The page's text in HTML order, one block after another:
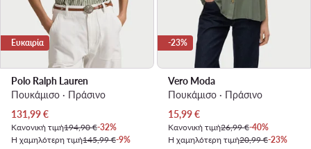
Ευκαιρία
Polo Ralph Lauren
Πουκάμισο · Πράσινο
Τρέχουσα τιμή
131,99€
Κανονική τιμή194,90 €-32%
Η χαμηλότερη τιμή145,99 €-9%
-23%
Vero Moda
Πουκάμισο · Πράσινο
Τρέχουσα τιμή
15,99€
Κανονική τιμή26,99 €-40%
Η χαμηλότερη τιμή20,99 €-23%